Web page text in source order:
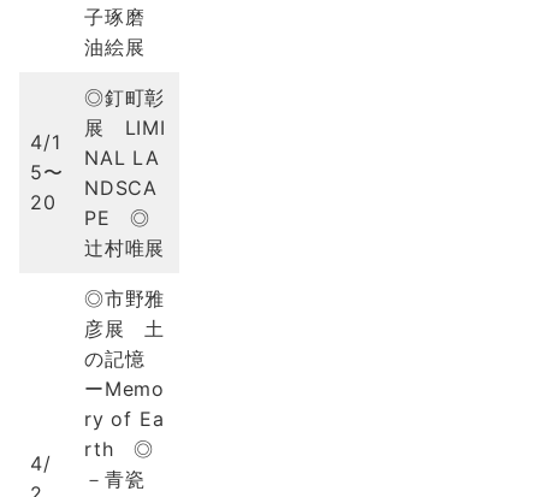
子琢磨
油絵展
4/1
5〜
20
◎釘町彰
展 LIMI
NAL LA
NDSCA
PE ◎
辻村唯展
4/
◎市野雅
彦展 土
の記憶
ーMemo
ry of Ea
rth ◎
－青瓷